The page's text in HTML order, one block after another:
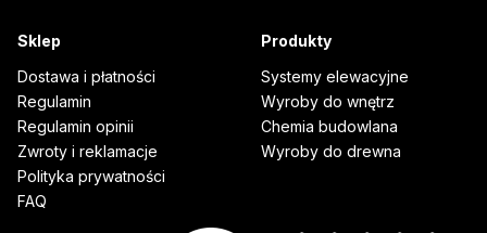
Sklep
Dostawa i płatności
Regulamin
Regulamin opinii
Zwroty i reklamacje
Polityka prywatności
FAQ
Produkty
Systemy elewacyjne
Wyroby do wnętrz
Chemia budowlana
Wyroby do drewna